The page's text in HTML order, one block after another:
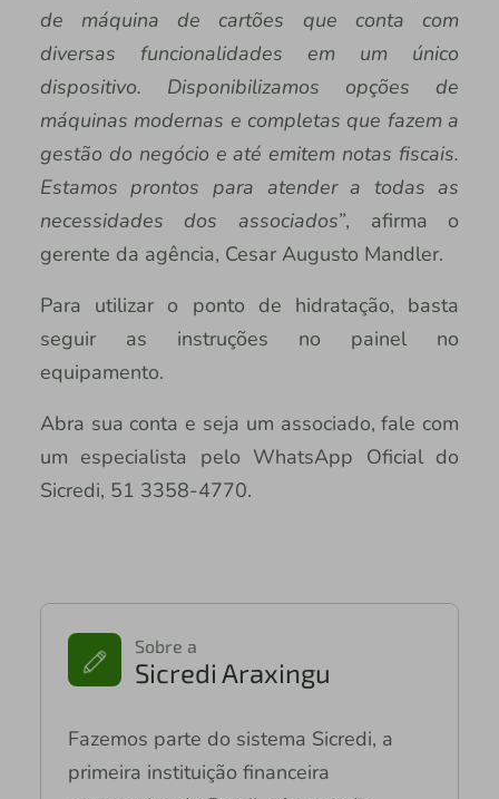
de máquina de cartões que conta com
diversas funcionalidades em um único
dispositivo. Disponibilizamos opções de
máquinas modernas e completas que fazem a
gestão do negócio e até emitem notas fiscais.
Estamos prontos para atender a todas as
necessidades dos associados”, afirma o
gerente da agência, Cesar Augusto Mandler.
Para utilizar o ponto de hidratação, basta
seguir as instruções no painel no
equipamento.
Abra sua conta e seja um associado, fale com
um especialista pelo WhatsApp Oficial do
Sicredi, 51 3358-4770.
Sobre a
Sicredi Araxingu
Fazemos parte do sistema Sicredi, a
primeira instituição financeira